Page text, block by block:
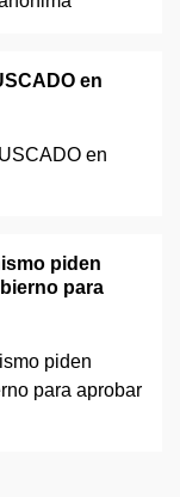
en
piden
para